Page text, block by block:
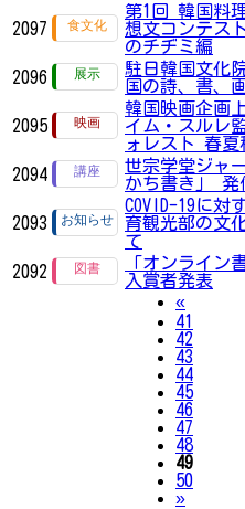
2097
第1回 韓国料
想文コンテス
のチヂミ編
2096
駐日韓国文化
国の詩、書、画
2095
韓国映画企画
イム・スルレ
ォレスト 春夏
2094
世宗学堂ジャ
かち書き」 発
2093
COVID-19に対
育観光部の文
て
2092
「オンライン
入賞者発表
«Previous
41
42
43
44
45
46
47
48
49
50
»Next